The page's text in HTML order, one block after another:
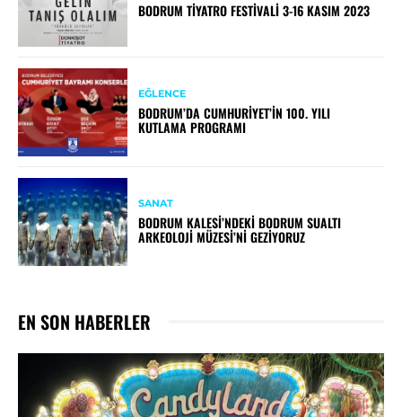
BODRUM TIYATRO FESTIVALI 3-16 KASIM 2023
EĞLENCE
BODRUM’DA CUMHURIYET’IN 100. YILI
KUTLAMA PROGRAMI
SANAT
BODRUM KALESI’NDEKI BODRUM SUALTI
ARKEOLOJI MÜZESI’NI GEZIYORUZ
EN SON HABERLER